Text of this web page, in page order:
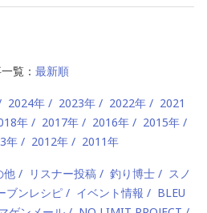
覧： 最新順
2024年 2023年 2022年
2021
年 2017年 2016年
2015年
年 2012年 2011年
他 リスナー投稿 釣り博士
スノ
ブンレシピ イベント情報
BLEU